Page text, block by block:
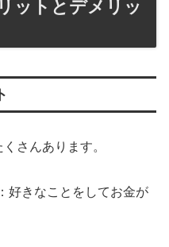
ットとデメリッ
さんあります。
：好きなことをしてお金が